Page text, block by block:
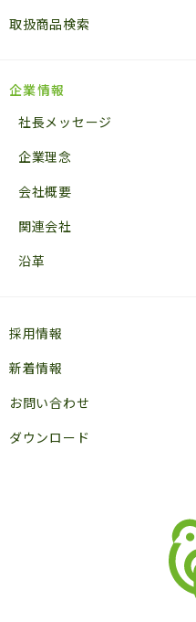
取扱商品検索
企業情報
社長メッセージ
企業理念
会社概要
関連会社
沿革
採用情報
新着情報
お問い合わせ
ダウンロード